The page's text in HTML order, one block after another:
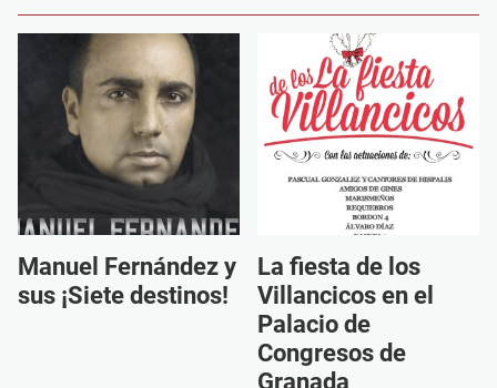
Manuel Fernández y
sus ¡Siete destinos!
La fiesta de los
Villancicos en el
Palacio de
Congresos de
Granada